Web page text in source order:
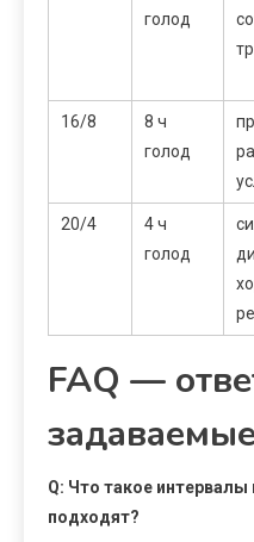
голод
16/8
8 ч
голод
20/4
4 ч
голод
FAQ —
Q: Что такое интервалы
подходят?